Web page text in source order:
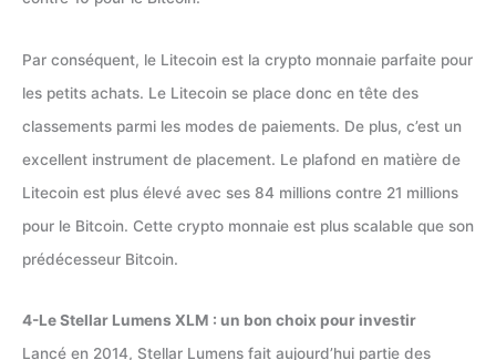
Par conséquent, le Litecoin est la crypto monnaie parfaite pour
les petits achats. Le Litecoin se place donc en tête des
classements parmi les modes de paiements. De plus, c’est un
excellent instrument de placement. Le plafond en matière de
Litecoin est plus élevé avec ses 84 millions contre 21 millions
pour le Bitcoin. Cette crypto monnaie est plus scalable que son
prédécesseur Bitcoin.
4-Le Stellar Lumens XLM : un bon choix pour investir
Lancé en 2014, Stellar Lumens fait aujourd’hui partie des